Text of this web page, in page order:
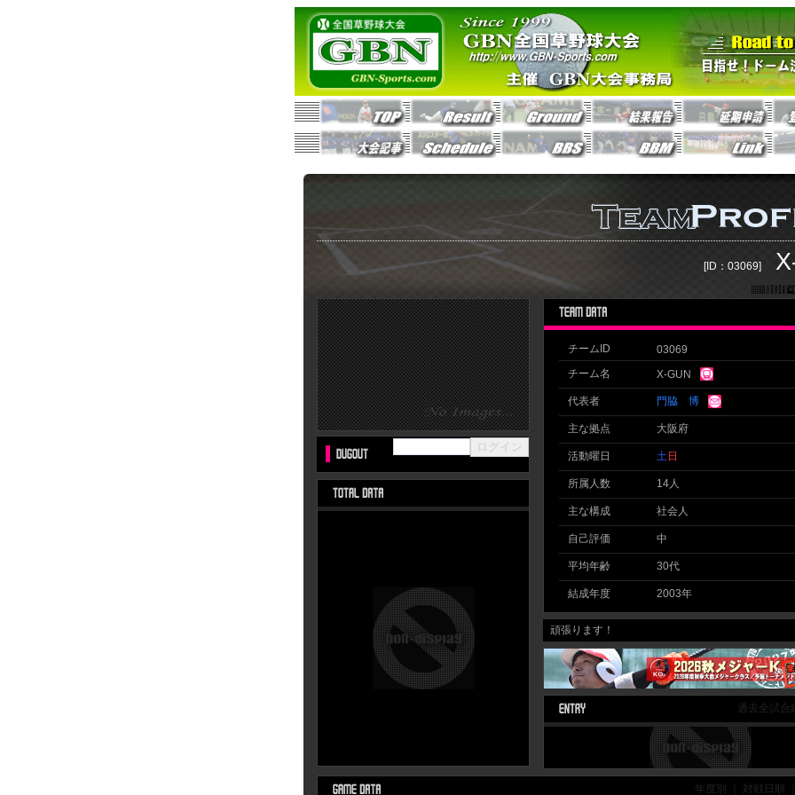
[ID：03069]
チームID 03069
チーム名 X-GUN
代表者 門脇 博
主な拠点 大阪府
活動曜日 土 日
所属人数 14人
主な構成 社会人
自己評価 中
平均年齢 30代
結成年度 2003年
頑張ります！
過去全試合
年度別 ｜ 対戦日順